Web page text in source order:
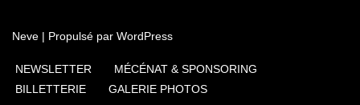
Neve | Propulsé par WordPress
NEWSLETTER
MÉCÉNAT & SPONSORING
BILLETTERIE
GALERIE PHOTOS